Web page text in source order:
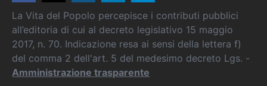
La Vita del Popolo percepisce i contributi pubblici
all’editoria di cui al decreto legislativo 15 maggio
2017, n. 70. Indicazione resa ai sensi della lettera f)
del comma 2 dell'art. 5 del medesimo decreto Lgs. -
Amministrazione trasparente